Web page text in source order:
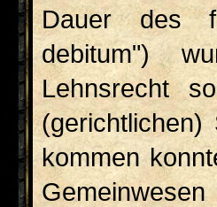
Dauer des
debitum")
Lehnsrecht
(gerichtlichen)
kommen